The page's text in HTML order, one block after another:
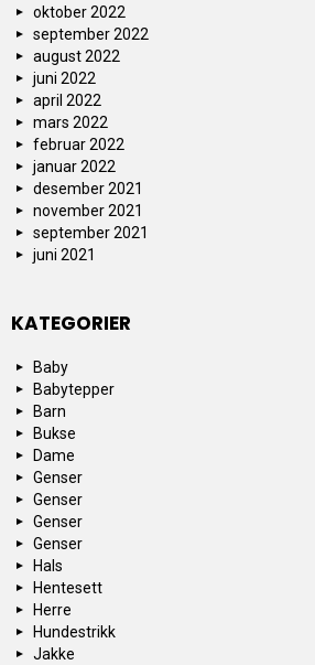
oktober 2022
september 2022
august 2022
juni 2022
april 2022
mars 2022
februar 2022
januar 2022
desember 2021
november 2021
september 2021
juni 2021
KATEGORIER
Baby
Babytepper
Barn
Bukse
Dame
Genser
Genser
Genser
Genser
Hals
Hentesett
Herre
Hundestrikk
Jakke